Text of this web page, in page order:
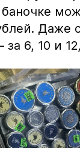
Даже
6, 10 и